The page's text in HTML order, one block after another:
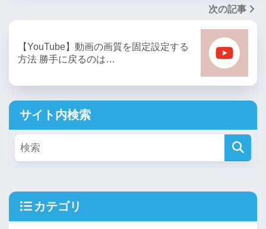
次の記事
【YouTube】動画の画質を固定設定する
方法 勝手に戻るのは…
サイト内検索
カテゴリ